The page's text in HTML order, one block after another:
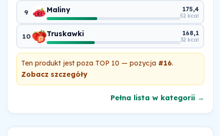
9 Maliny 175,4
52 kcal
10 Truskawki 168,1
32 kcal
Ten produkt jest poza TOP 10 — pozycja #16.
Zobacz szczegóły
Pełna lista w kategorii →